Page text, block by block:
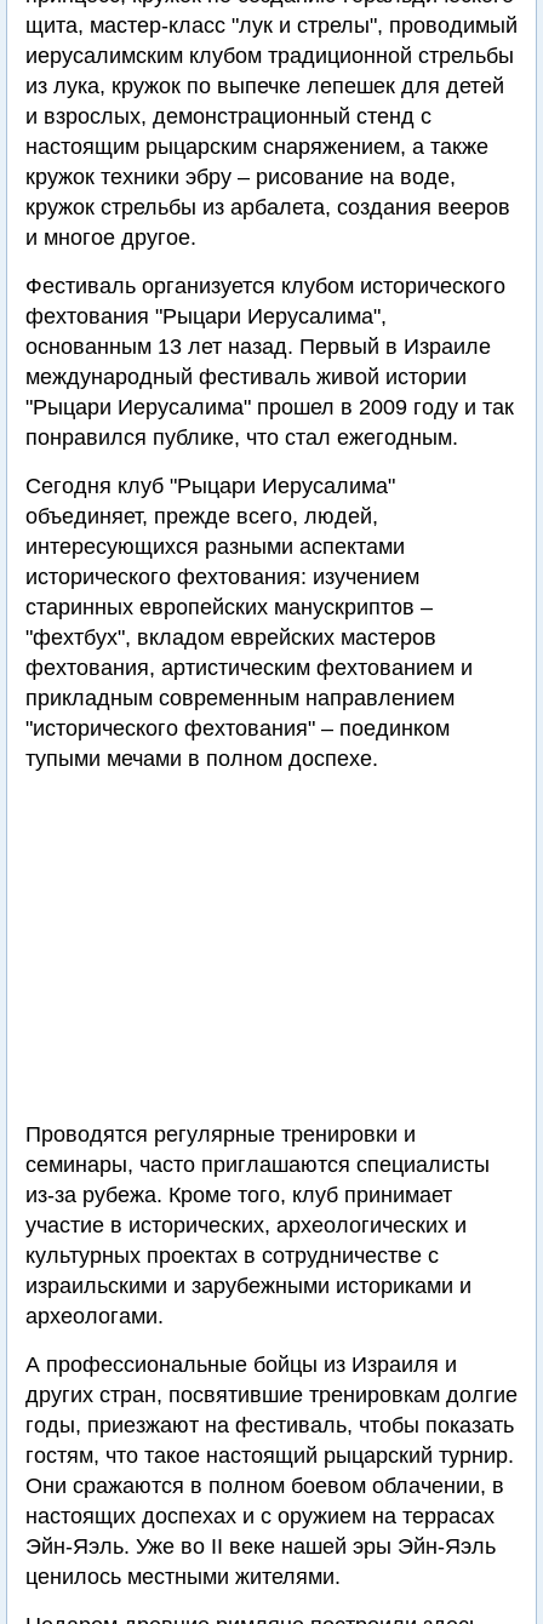
щита, мастер-класс "лук и стрелы", проводимый
иерусалимским клубом традиционной стрельбы
из лука, кружок по выпечке лепешек для детей
и взрослых, демонстрационный стенд с
настоящим рыцарским снаряжением, а также
кружок техники эбру – рисование на воде,
кружок стрельбы из арбалета, создания вееров
и многое другое.
Фестиваль организуется клубом исторического
фехтования "Рыцари Иерусалима",
основанным 13 лет назад. Первый в Израиле
международный фестиваль живой истории
"Рыцари Иерусалима" прошел в 2009 году и так
понравился публике, что стал ежегодным.
Сегодня клуб "Рыцари Иерусалима"
объединяет, прежде всего, людей,
интересующихся разными аспектами
исторического фехтования: изучением
старинных европейских манускриптов –
"фехтбух", вкладом еврейских мастеров
фехтования, артистическим фехтованием и
прикладным современным направлением
"исторического фехтования" – поединком
тупыми мечами в полном доспехе.
Проводятся регулярные тренировки и
семинары, часто приглашаются специалисты
из-за рубежа. Кроме того, клуб принимает
участие в исторических, археологических и
культурных проектах в сотрудничестве с
израильскими и зарубежными историками и
археологами.
А профессиональные бойцы из Израиля и
других стран, посвятившие тренировкам долгие
годы, приезжают на фестиваль, чтобы показать
гостям, что такое настоящий рыцарский турнир.
Они сражаются в полном боевом облачении, в
настоящих доспехах и с оружием на террасах
Эйн-Яэль. Уже во II веке нашей эры Эйн-Яэль
ценилось местными жителями.